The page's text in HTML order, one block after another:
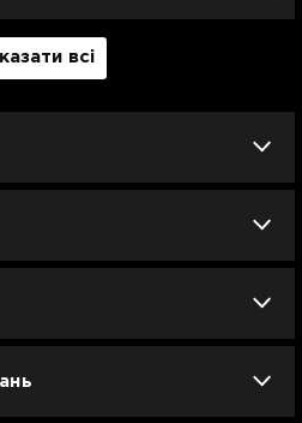
всі
Смарт-годинники